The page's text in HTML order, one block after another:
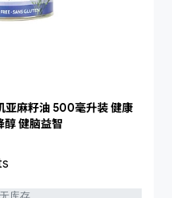
麻籽油 500毫升装 健康
醇 健脑益智